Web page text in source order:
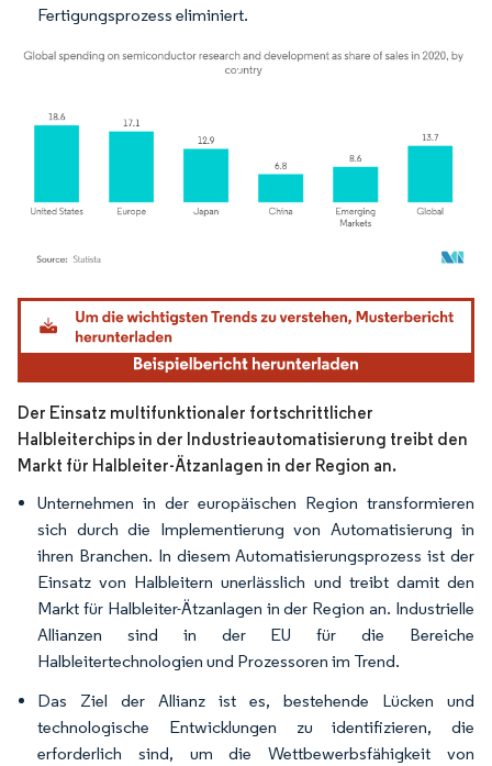
Fertigungsprozess eliminiert.
Bild © Mordor Intelligence. Wiederverwendung erfordert Namensnennung gemäß
Der Einsatz multifunktionaler fortschrittlicher
Halbleiterchips in der Industrieautomatisierung treibt den
Markt für Halbleiter-Ätzanlagen in der Region an.
Unternehmen in der europäischen Region transformieren
sich durch die Implementierung von Automatisierung in
ihren Branchen. In diesem Automatisierungsprozess ist der
Einsatz von Halbleitern unerlässlich und treibt damit den
Markt für Halbleiter-Ätzanlagen in der Region an. Industrielle
Allianzen sind in der EU für die Bereiche
Halbleitertechnologien und Prozessoren im Trend.
Das Ziel der Allianz ist es, bestehende Lücken und
technologische Entwicklungen zu identifizieren, die
erforderlich sind, um die Wettbewerbsfähigkeit von